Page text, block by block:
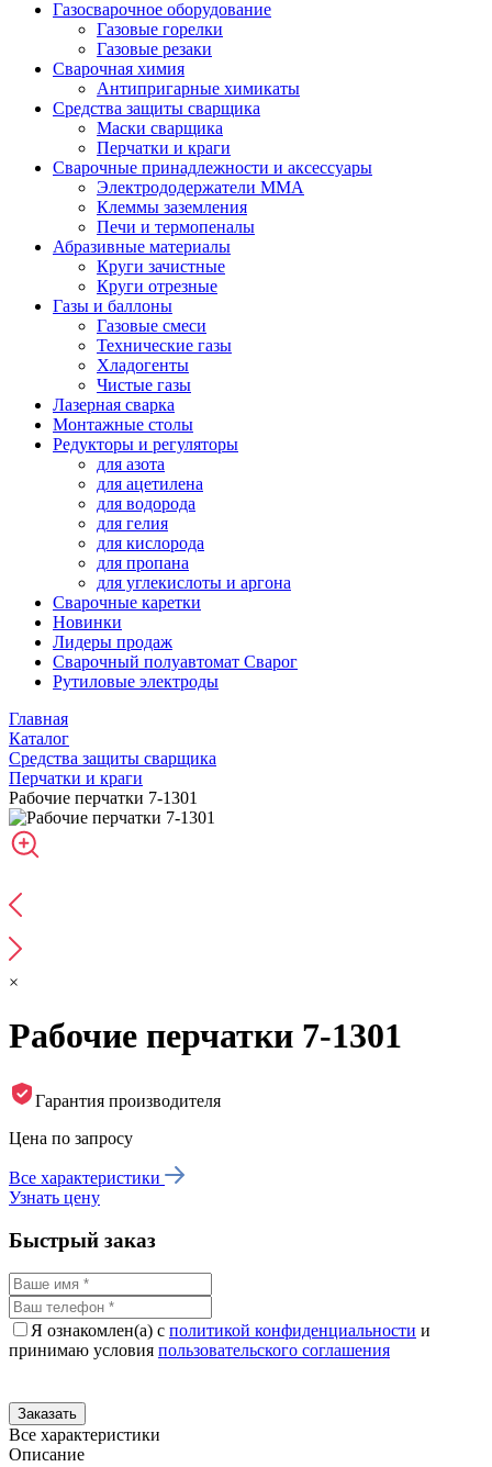
Газосварочное оборудование
Газовые горелки
Газовые резаки
Сварочная химия
Антипригарные химикаты
Средства защиты сварщика
Маски сварщика
Перчатки и краги
Сварочные принадлежности и аксессуары
Электрододержатели MMA
Клеммы заземления
Печи и термопеналы
Абразивные материалы
Круги зачистные
Круги отрезные
Газы и баллоны
Газовые смеси
Технические газы
Хладогенты
Чистые газы
Лазерная сварка
Монтажные столы
Редукторы и регуляторы
для азота
для ацетилена
для водорода
для гелия
для кислорода
для пропана
для углекислоты и аргона
Сварочные каретки
Новинки
Лидеры продаж
Сварочный полуавтомат Сварог
Рутиловые электроды
Главная
Каталог
Средства защиты сварщика
Перчатки и краги
Рабочие перчатки 7-1301
×
Рабочие перчатки 7-1301
Гарантия производителя
Цена по запросу
Все характеристики
Узнать цену
Быстрый заказ
Я ознакомлен(а) с политикой конфиденциальности и
принимаю условия пользовательского соглашения
Все характеристики
Описание